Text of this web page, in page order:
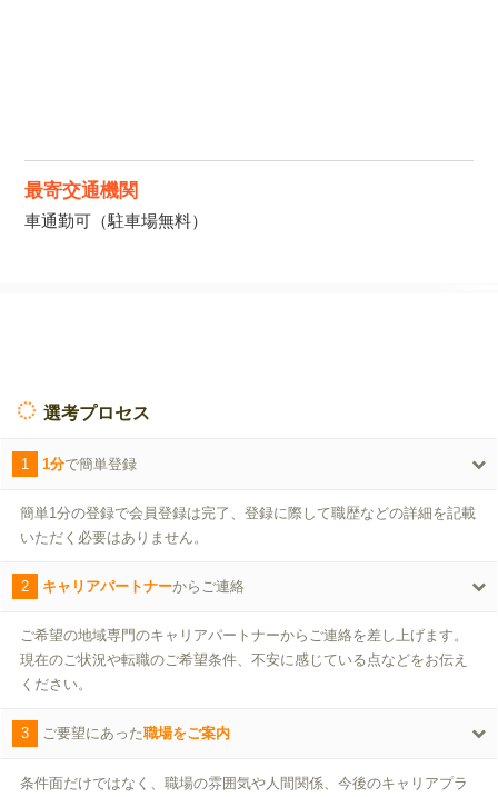
最寄交通機関
車通勤可（駐車場無料）
選考プロセス
1 1分で簡単登録
簡単1分の登録で会員登録は完了、登録に際して職歴などの詳細を記載
いただく必要はありません。
2 キャリアパートナーからご連絡
ご希望の地域専門のキャリアパートナーからご連絡を差し上げます。
現在のご状況や転職のご希望条件、不安に感じている点などをお伝え
ください。
3 ご要望にあった職場をご案内
条件面だけではなく、職場の雰囲気や人間関係、今後のキャリアプラ